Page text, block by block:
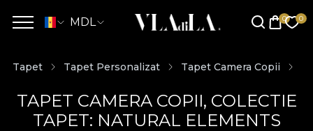
MDL
Tapet Tapet Personalizat Tapet Camera Copii
TAPET CAMERA COPII, COLECTIE
TAPET: NATURAL ELEMENTS